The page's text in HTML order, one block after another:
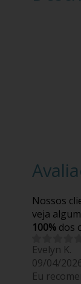
Nossos
veja
100% dos
Evelyn K.
09/04/
Eu